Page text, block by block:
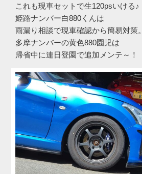
これも現車セットで生120psいける♪
姫路ナンバー白880くんは
雨漏り相談で現車確認から簡易対策。
多摩ナンバーの黄色880園児は
帰省中に連日登園で追加メンテ～！